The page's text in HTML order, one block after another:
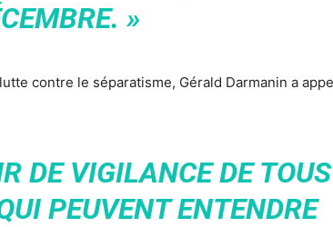
»
contre le séparatisme, Gérald Darmanin a
DE VIGILANCE DE TOUS
PEUVENT ENTENDRE